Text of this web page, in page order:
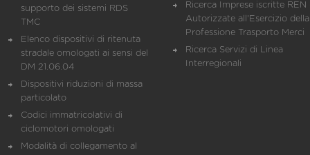
supporto dei sistemi RDS
TMC
Elenco dispositivi di ritenuta
stradale omologati ai sensi del
DM 21.06.04
Dispositivi riduzioni di massa
particolato
Codici immatricolativi di
ciclomotori omologati
Modalità di collegamento al
Ricerca Imprese iscritte REN
Autorizzate all'Esercizio della
Professione Trasporto Merci
Ricerca Servizi di Linea
Interregionali